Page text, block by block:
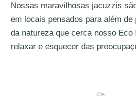
Nossas maravilhosas jacuzzis
em locais pensados para além
da natureza que cerca nosso
relaxar e esquecer das